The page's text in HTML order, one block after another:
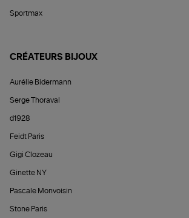
Sportmax
CRÉATEURS BIJOUX
Aurélie Bidermann
Serge Thoraval
d1928
Feidt Paris
Gigi Clozeau
Ginette NY
Pascale Monvoisin
Stone Paris